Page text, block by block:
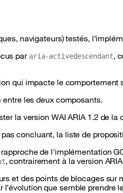
navigateurs) testés,
par aria-activedescendant,
qui impacte le comportement
les deux composants.
la version WAI ARIA 1.2 de la
concluant, la liste de
de l'implémentation
, contrairement à la version
et des points de blocages sur
que semble prendre